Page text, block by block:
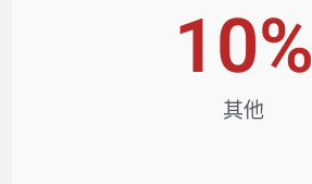
其他​
10%